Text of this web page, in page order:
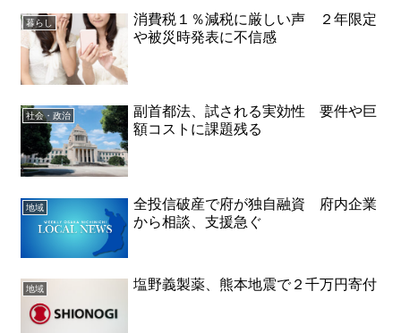
暮らし
消費税１％減税に厳しい声 ２年限定
や被災時発表に不信感
社会・政治
副首都法、試される実効性 要件や巨
額コストに課題残る
地域
全投信破産で府が独自融資 府内企業
から相談、支援急ぐ
地域 塩野義製薬、熊本地震で２千万円寄付